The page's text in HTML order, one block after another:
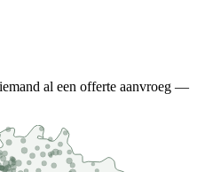
al een offerte aanvroeg —